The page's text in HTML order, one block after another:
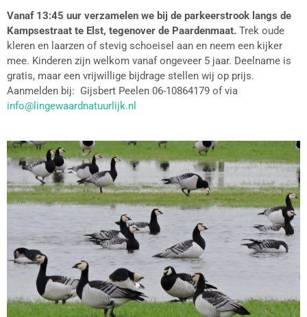
Vanaf 13:45 uur verzamelen we bij de parkeerstrook langs de
Kampsestraat te Elst, tegenover de Paardenmaat. Trek oude
kleren en laarzen of stevig schoeisel aan en neem een kijker
mee. Kinderen zijn welkom vanaf ongeveer 5 jaar. Deelname is
gratis, maar een vrijwillige bijdrage stellen wij op prijs.
Aanmelden bij: Gijsbert Peelen 06-10864179 of via
info@lingewaardnatuurlijk.nl